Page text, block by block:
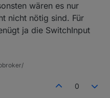
wären es nur
nicht nötig sind. Für
ja die SwitchInput
0